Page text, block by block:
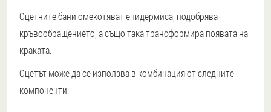
Оцетните бани омекотяват епидермиса, подобрява
кръвообращението, а също така трансформира появата на
краката.
Оцетът може да се използва в комбинация от следните
компоненти: